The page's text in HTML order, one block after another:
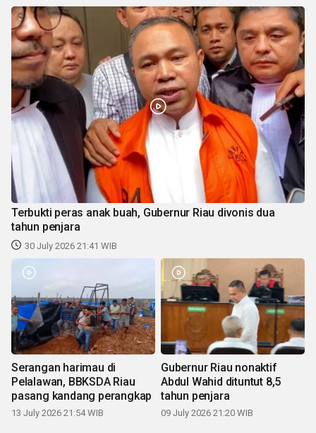
Terbukti peras anak buah, Gubernur Riau divonis dua
tahun penjara
30 July 2026 21:41 WIB
Serangan harimau di
Pelalawan, BBKSDA Riau
pasang kandang perangkap
13 July 2026 21:54 WIB
Gubernur Riau nonaktif
Abdul Wahid dituntut 8,5
tahun penjara
09 July 2026 21:20 WIB